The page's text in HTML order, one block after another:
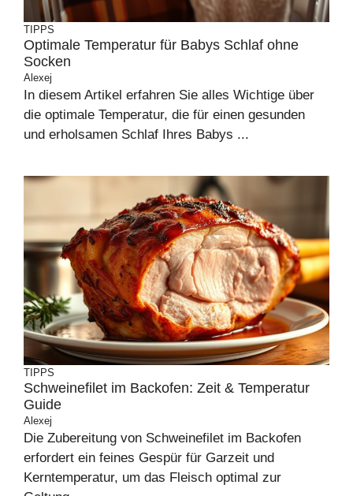
TIPPS
Optimale Temperatur für Babys Schlaf ohne
Socken
Alexej
In diesem Artikel erfahren Sie alles Wichtige über
die optimale Temperatur, die für einen gesunden
und erholsamen Schlaf Ihres Babys ...
TIPPS
Schweinefilet im Backofen: Zeit & Temperatur
Guide
Alexej
Die Zubereitung von Schweinefilet im Backofen
erfordert ein feines Gespür für Garzeit und
Kerntemperatur, um das Fleisch optimal zur